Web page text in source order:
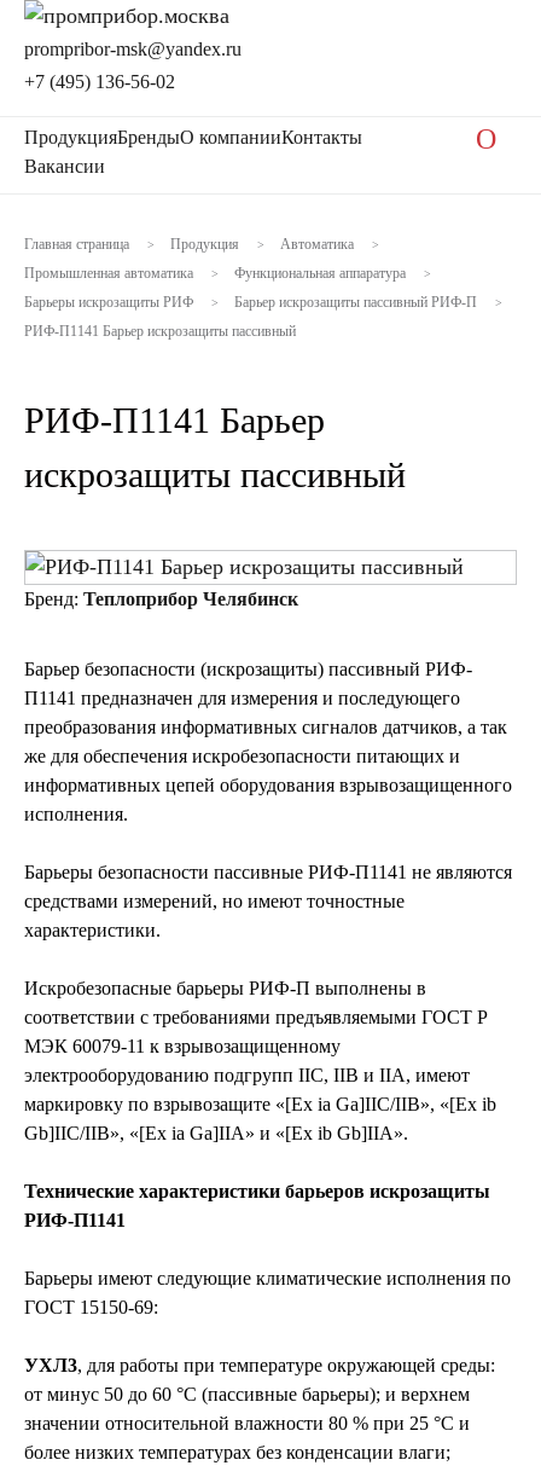
prompribor-msk@yandex.ru
+7 (495) 136-56-02
ПродукцияБрендыО компанииКонтакты
Вакансии
O
Главная страница > Продукция > Автоматика >
Промышленная автоматика > Функциональная аппаратура >
Барьеры искрозащиты РИФ > Барьер искрозащиты пассивный РИФ-П >
РИФ-П1141 Барьер искрозащиты пассивный
РИФ-П1141 Барьер
искрозащиты пассивный
Бренд: Теплоприбор Челябинск
Барьер безопасности (искрозащиты) пассивный РИФ-
П1141 предназначен для измерения и последующего
преобразования информативных сигналов датчиков, а так
же для обеспечения искробезопасности питающих и
информативных цепей оборудования взрывозащищенного
исполнения.
Барьеры безопасности пассивные РИФ-П1141 не являются
средствами измерений, но имеют точностные
характеристики.
Искробезопасные барьеры РИФ-П выполнены в
соответствии с требованиями предъявляемыми ГОСТ Р
МЭК 60079-11 к взрывозащищенному
электрооборудованию подгрупп IIС, IIB и IIA, имеют
маркировку по взрывозащите «[Ех iа Ga]IIС/IIB», «[Ех ib
Gb]IIС/IIB», «[Ех iа Ga]IIА» и «[Ех ib Gb]IIА».
Технические характеристики барьеров искрозащиты
РИФ-П1141
Барьеры имеют следующие климатические исполнения по
ГОСТ 15150-69:
УХЛ3, для работы при температуре окружающей среды:
от минус 50 до 60 °С (пассивные барьеры); и верхнем
значении относительной влажности 80 % при 25 °С и
более низких температурах без конденсации влаги;